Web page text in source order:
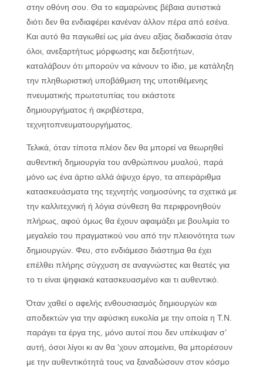
στην οθόνη σου. Θα το καμαρώνεις βέβαια αυτιστικά
διότι δεν θα ενδιαφέρει κανέναν άλλον πέρα από εσένα.
Και αυτό θα παγιωθεί ως μία άνευ αξίας διαδικασία όταν
όλοι, ανεξαρτήτως μόρφωσης και δεξιοτήτων,
καταλάβουν ότι μπορούν να κάνουν το ίδιο, με κατάληξη
την πληθωριστική υποβάθμιση της υποτιθέμενης
πνευματικής πρωτοτυπίας του εκάστοτε
δημιουργήματος ή ακριβέστερα,
τεχνητοπνευματουργήματος.
Τελικά, όταν τίποτα πλέον δεν θα μπορεί να θεωρηθεί
αυθεντική δημιουργία του ανθρώπινου μυαλού, παρά
μόνο ως ένα άρτιο αλλά άψυχο έργο, τα απειράριθμα
κατασκευάσματα της τεχνητής νοημοσύνης τα σχετικά με
την καλλιτεχνική ή λόγια σύνθεση θα περιφρονηθούν
πλήρως, αφού όμως θα έχουν αφαιμάξει με βουλιμία το
μεγαλείο του πραγματικού νου από την πλειονότητα των
δημιουργών. Φευ, στο ενδιάμεσο διάστημα θα έχει
επέλθει πλήρης σύγχυση σε αναγνώστες και θεατές για
το τι είναι ψηφιακά κατασκευασμένο και τι αυθεντικό.
Όταν χαθεί ο αφελής ενθουσιασμός δημιουργών και
αποδεκτών για την αφύσικη ευκολία με την οποία η Τ.Ν.
παράγει τα έργα της, μόνο αυτοί που δεν υπέκυψαν σ’
αυτή, όσοι λίγοι κι αν θα ‘χουν απομείνει, θα μπορέσουν
με την αυθεντικότητά τους να ξαναδώσουν στον κόσμο